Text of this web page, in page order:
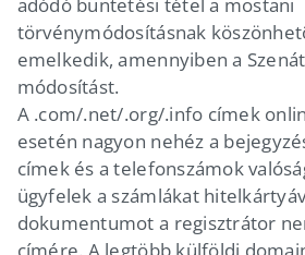
törvénymódosításnak
emelkedik, amennyiben a
módosítást.
A .com/.net/.org/.info címek
esetén nagyon nehéz a
címek és a telefonszámok
ügyfelek a számlákat
dokumentumot a regisztrátor
címére. A legtöbb külföldi